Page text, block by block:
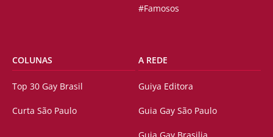
#Famosos
COLUNAS
Top 30 Gay Brasil
Curta São Paulo
A REDE
Guiya Editora
Guia Gay São Paulo